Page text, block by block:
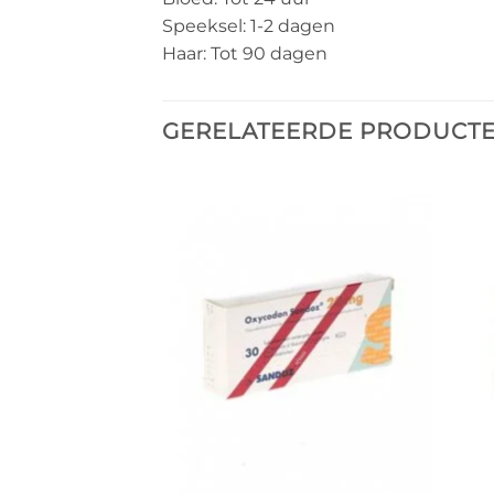
Speeksel: 1-2 dagen
Haar: Tot 90 dagen
GERELATEERDE